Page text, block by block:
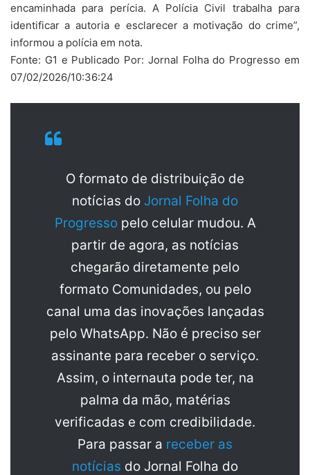
encaminhada para perícia. A Polícia Civil trabalha para
identificar a autoria e esclarecer a motivação do crime”,
informou a polícia em nota.
Fonte: G1 e Publicado Por: Jornal Folha do Progresso em
07/02/2026/10:36:24
O formato de distribuição de
notícias do Jornal Folha do
Progresso pelo celular mudou. A
partir de agora, as notícias
chegarão diretamente pelo
formato Comunidades, ou pelo
canal uma das inovações lançadas
pelo WhatsApp. Não é preciso ser
assinante para receber o serviço.
Assim, o internauta pode ter, na
palma da mão, matérias
verificadas e com credibilidade.
Para passar a receber as
notícias do Jornal Folha do